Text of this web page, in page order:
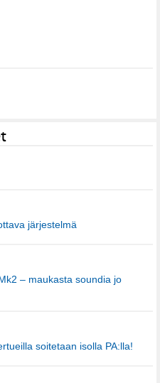
järjestelmä
– maukasta soundia jo
soitetaan isolla PA:lla!